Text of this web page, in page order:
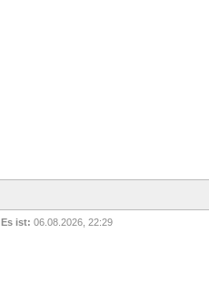
Es ist: 06.08.2026, 22:29